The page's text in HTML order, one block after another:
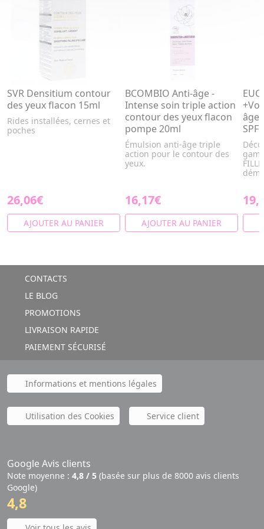
SVR Densitium contour
des yeux flacon 15ml
Rides installées, cernes et
poches
26,06€
AJOUTER AU PANIER
BCOMBIO Anti-âge -
Intense soin triple action
contour des yeux flacon
pompe 20ml
Émulsion anti-âge triple
action pour le contour des
yeux.
16,17€
AJOUTER AU PANIER
âge
CONTACTS
LE BLOG
PROMOTIONS
LIVRAISON RAPIDE
PAIEMENT SÉCURISÉ
Informations et mentions légales
Utilisation des Cookies Service client
Google Avis clients
Note moyenne : 4,8 / 5 (basée sur plus de 8000 avis clients
Google)
4,8